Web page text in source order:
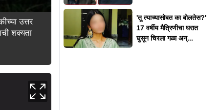
उत्तर
शक्यता
'तू त्याच्यासोबत का बोलतेस?'
17 वर्षीय मैत्रिणीचा घरात
घुसून चिरला गळा अन्...